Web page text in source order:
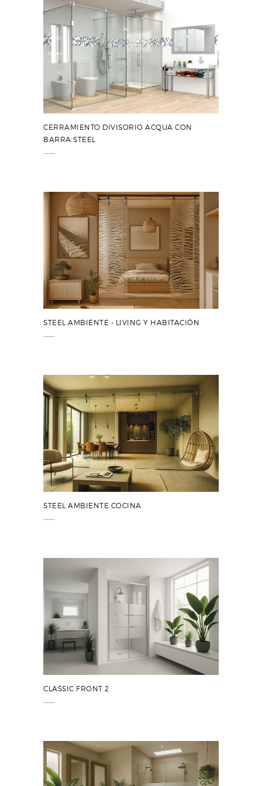
CERRAMIENTO DIVISORIO ACQUA CON
BARRA STEEL
STEEL AMBIENTE - LIVING Y HABITACIÓN
STEEL AMBIENTE COCINA
CLASSIC FRONT 2